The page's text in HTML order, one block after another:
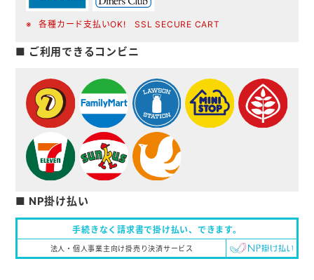
各種カード支払いOK! SSL SECURE CART
■ ご利用できるコンビニ
■ NP掛け払い
手続きなく請求書で掛け払い、 できます。
法人・個人事業主向け掛売り決済サービス